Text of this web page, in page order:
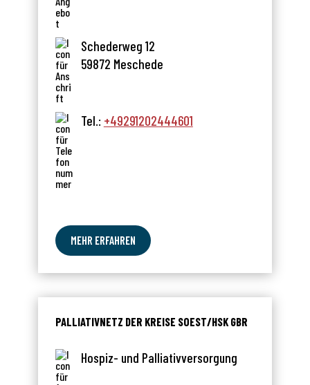
Schederweg 12
59872 Meschede
Tel.: +49291202444601
MEHR ERFAHREN
PALLIATIVNETZ DER KREISE SOEST/HSK GBR
Hospiz- und Palliativversorgung